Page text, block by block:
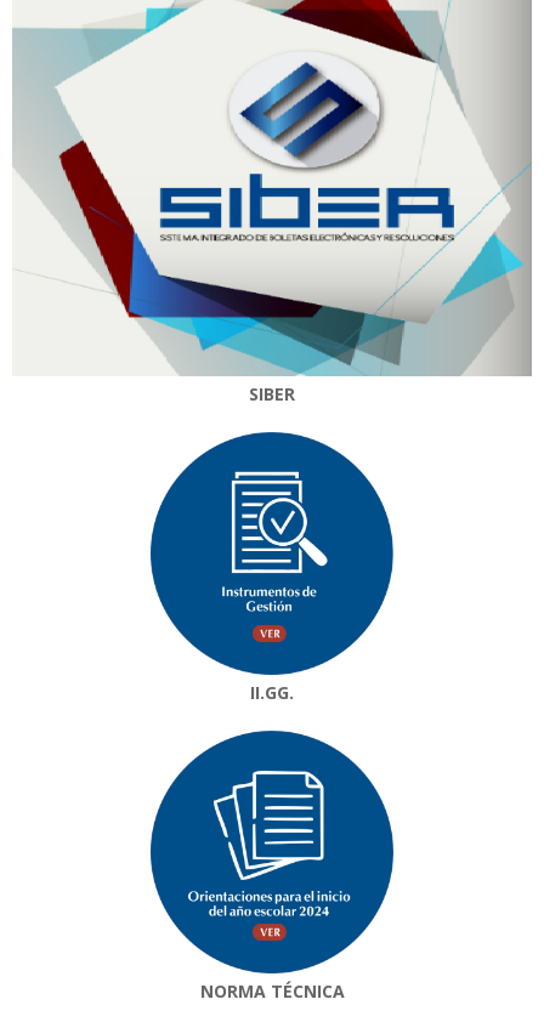
SIBER
II.GG.
NORMA TÉCNICA